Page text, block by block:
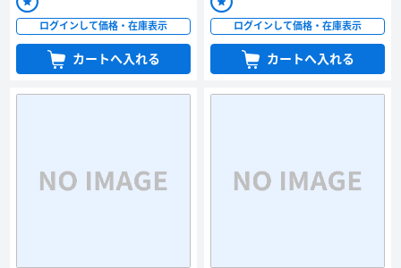
ログインして価格・在庫表示
カートへ入れる
ログインして価格・在庫表示
カートへ入れる